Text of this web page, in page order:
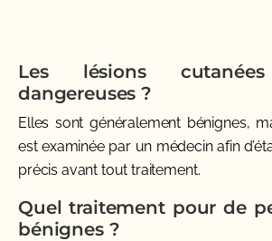
Les lésions
dangereuses ?
Elles sont généralement bénignes,
est examinée par un médecin afin
précis avant tout traitement.
Quel traitement pour de
bénignes ?